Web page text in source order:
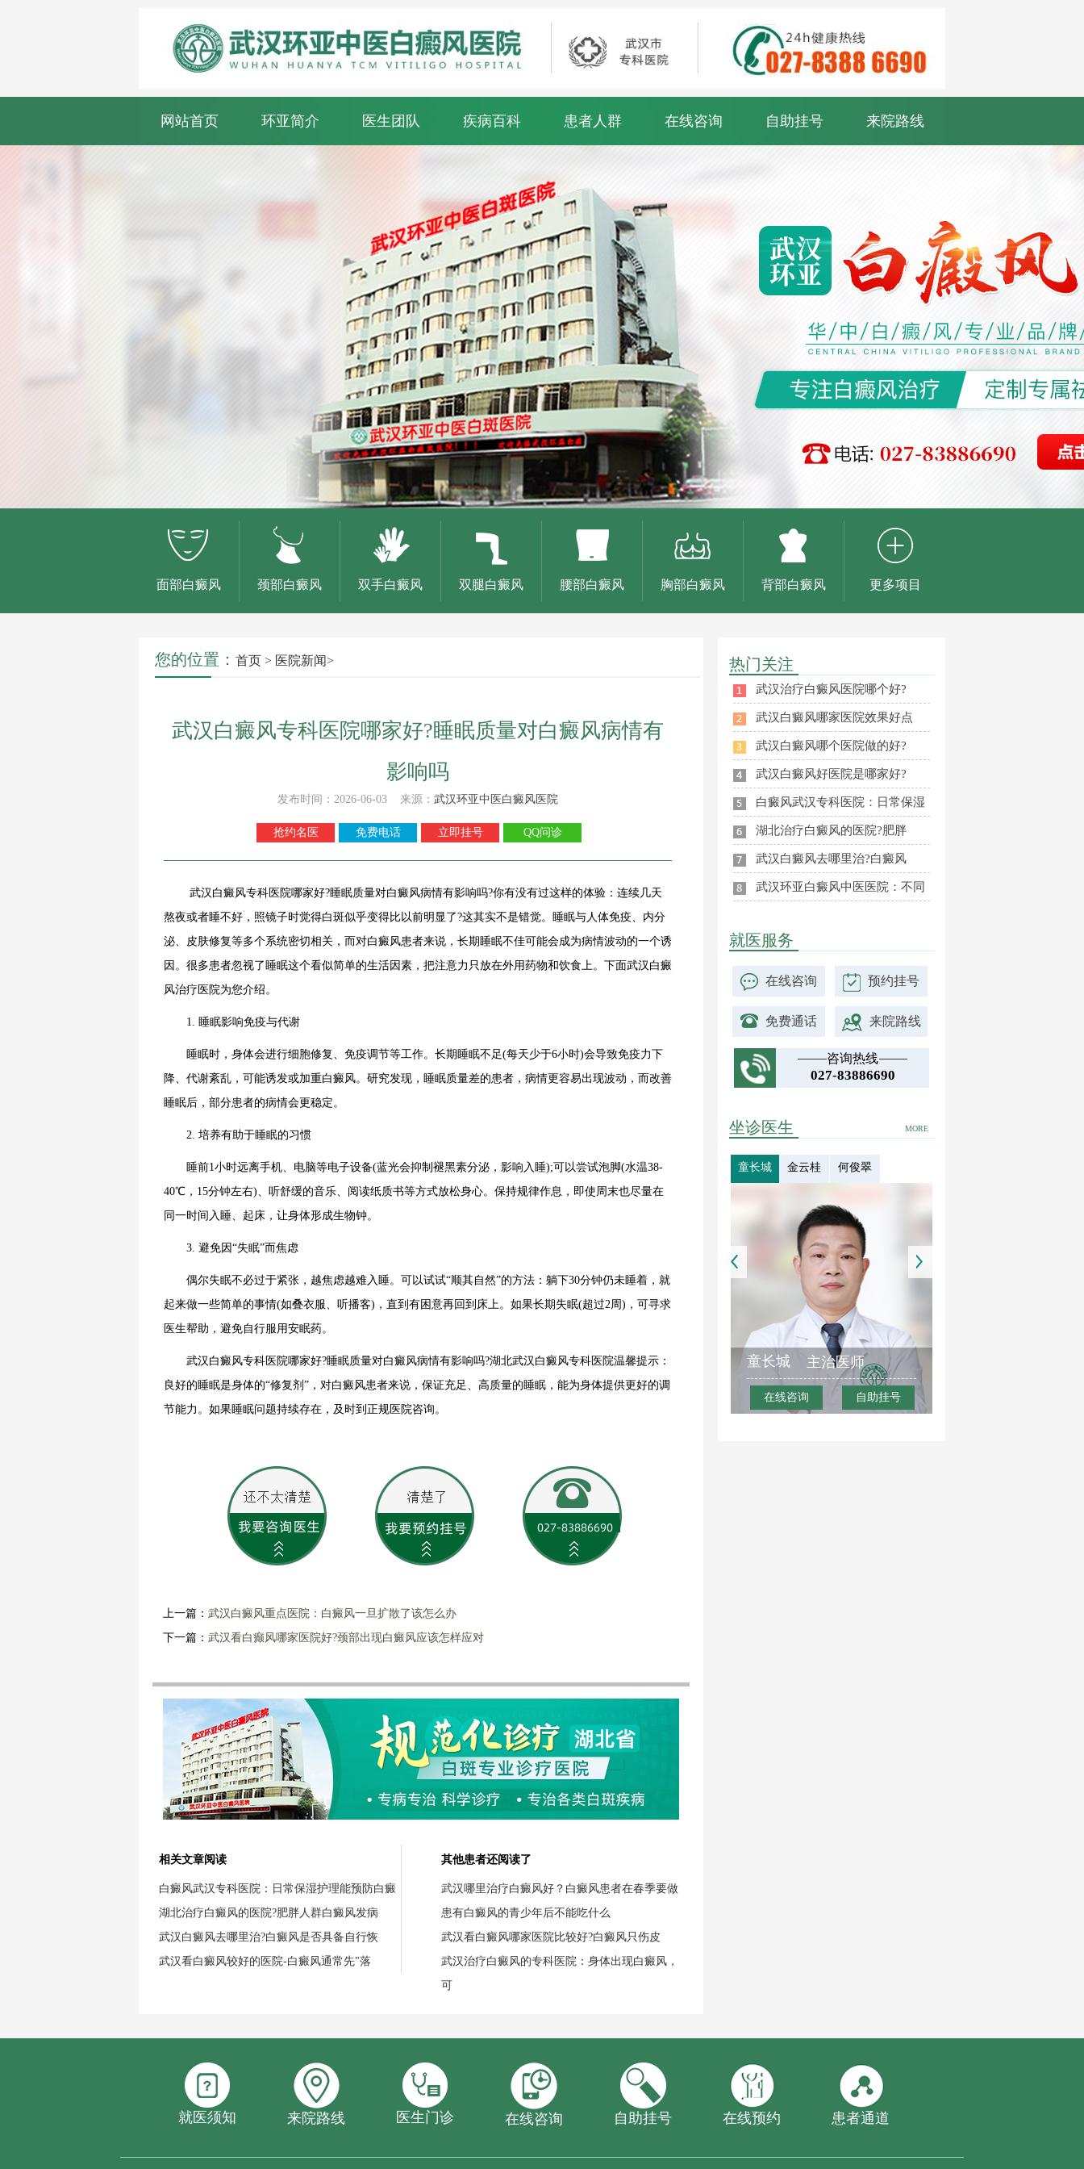
网站首页 环亚简介 医生团队 疾病百科 患者人群 在线咨询 自助挂号 来院路线
面部白癜风 颈部白癜风 双手白癜风 双腿白癜风 腰部白癜风 胸部白癜风 背部白癜风 更多项目
您的位置： 首页 > 医院新闻>
武汉白癜风专科医院哪家好?睡眠质量对白癜风病情有
影响吗
发布时间：2026-06-03 来源： 武汉环亚中医白癜风医院
抢约名医 免费电话 立即挂号 QQ问诊
武汉白癜风专科医院哪家好?睡眠质量对白癜风病情有影响吗?你有没有过这样的体验：连续几天
熬夜或者睡不好，照镜子时觉得白斑似乎变得比以前明显了?这其实不是错觉。睡眠与人体免疫、内分
泌、皮肤修复等多个系统密切相关，而对白癜风患者来说，长期睡眠不佳可能会成为病情波动的一个诱
因。很多患者忽视了睡眠这个看似简单的生活因素，把注意力只放在外用药物和饮食上。下面武汉白癜
风治疗医院为您介绍。
1. 睡眠影响免疫与代谢
睡眠时，身体会进行细胞修复、免疫调节等工作。长期睡眠不足(每天少于6小时)会导致免疫力下
降、代谢紊乱，可能诱发或加重白癜风。研究发现，睡眠质量差的患者，病情更容易出现波动，而改善
睡眠后，部分患者的病情会更稳定。
2. 培养有助于睡眠的习惯
睡前1小时远离手机、电脑等电子设备(蓝光会抑制褪黑素分泌，影响入睡);可以尝试泡脚(水温38-
40℃，15分钟左右)、听舒缓的音乐、阅读纸质书等方式放松身心。保持规律作息，即使周末也尽量在
同一时间入睡、起床，让身体形成生物钟。
3. 避免因“失眠”而焦虑
偶尔失眠不必过于紧张，越焦虑越难入睡。可以试试“顺其自然”的方法：躺下30分钟仍未睡着，就
起来做一些简单的事情(如叠衣服、听播客)，直到有困意再回到床上。如果长期失眠(超过2周)，可寻求
医生帮助，避免自行服用安眠药。
武汉白癜风专科医院哪家好?睡眠质量对白癜风病情有影响吗?湖北武汉白癜风专科医院温馨提示：
良好的睡眠是身体的“修复剂”，对白癜风患者来说，保证充足、高质量的睡眠，能为身体提供更好的调
节能力。如果睡眠问题持续存在，及时到正规医院咨询。
上一篇： 武汉白癜风重点医院：白癜风一旦扩散了该怎么办
下一篇： 武汉看白癫风哪家医院好?颈部出现白癜风应该怎样应对
相关文章阅读
白癜风武汉专科医院：日常保湿护理能预防白癜
湖北治疗白癜风的医院?肥胖人群白癜风发病
武汉白癜风去哪里治?白癜风是否具备自行恢
武汉看白癜风较好的医院-白癜风通常先"落
其他患者还阅读了
武汉哪里治疗白癜风好？白癜风患者在春季要做
患有白癜风的青少年后不能吃什么
武汉看白癜风哪家医院比较好?白癜风只伤皮
武汉治疗白癜风的专科医院：身体出现白癜风，
可
热门关注
武汉治疗白癜风医院哪个好?
武汉白癜风哪家医院效果好点
武汉白癜风哪个医院做的好?
武汉白癜风好医院是哪家好?
白癜风武汉专科医院：日常保湿
湖北治疗白癜风的医院?肥胖
武汉白癜风去哪里治?白癜风
武汉环亚白癜风中医医院：不同
就医服务
在线咨询 预约挂号
免费通话 来院路线
咨询热线
027-83886690
MORE
坐诊医生
童长城 金云桂 何俊翠
童长城 主治医师
在线咨询 自助挂号
就医须知 来院路线 医生门诊 在线咨询 自助挂号 在线预约 患者通道